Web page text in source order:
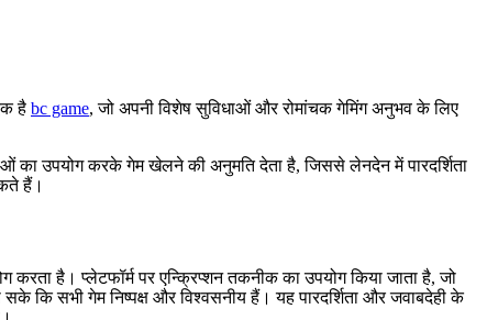
है bc game, जो अपनी विशेष सुविधाओं और रोमांचक गेमिंग अनुभव के लिए
का उपयोग करके गेम खेलने की अनुमति देता है, जिससे लेनदेन में पारदर्शिता
हैं।
करता है। प्लेटफॉर्म पर एन्क्रिप्शन तकनीक का उपयोग किया जाता है, जो
कि सभी गेम निष्पक्ष और विश्वसनीय हैं। यह पारदर्शिता और जवाबदेही के